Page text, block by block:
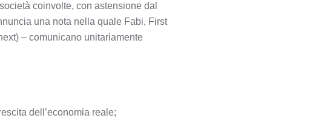
coinvolte, con astensione dal
una nota nella quale Fabi, First
– comunicano unitariamente
dell’economia reale;